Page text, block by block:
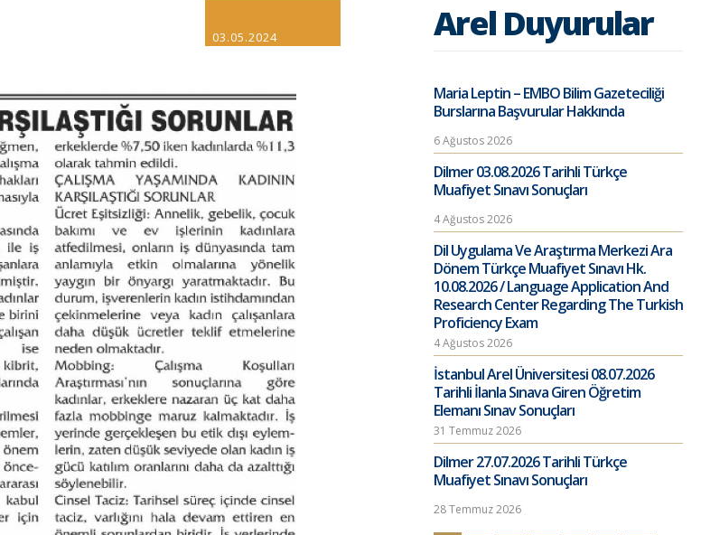
03.05.2024 Arel Duyurular
Maria Leptin – EMBO Bilim Gazeteciliği
Burslarına Başvurular Hakkında
6 Ağustos 2026
Dilmer 03.08.2026 Tarihli Türkçe
Muafiyet Sınavı Sonuçları
4 Ağustos 2026
Dil Uygulama Ve Araştırma Merkezi Ara
Dönem Türkçe Muafiyet Sınavı Hk.
10.08.2026 / Language Application And
Research Center Regarding The Turkish
Proficiency Exam
4 Ağustos 2026
İstanbul Arel Üniversitesi 08.07.2026
Tarihli İlanla Sınava Giren Öğretim
Elemanı Sınav Sonuçları
31 Temmuz 2026
Dilmer 27.07.2026 Tarihli Türkçe
Muafiyet Sınavı Sonuçları
28 Temmuz 2026